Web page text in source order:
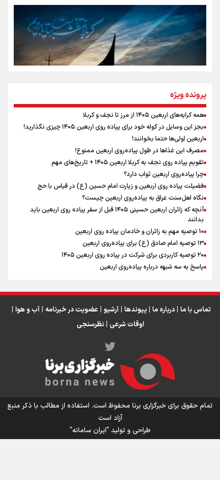
جمله‌ای که بغض چهارماهه را شکست؛ «آهای مردم، آقا از
تهران رفتند»
سه حسرتی که به دلم ماند
نگاه تمدنی رهبر شهید به فضای مجازی
رابطه کارگر و کارفرما در اندیشه رهبر شهید: از تضاد به
زوجیت
اینفو برنا / توصیه‌هایی طلایی برای پیاده روی اربعین
اینفو برنا / جدول کامل فاصله مرز شلمچه تا شهرهای زیارتی
عراق
اینفو برنا/ میزان مالیات بر ارزش افزوده چقدر است؟
پرونده ویژه
همه کرایه‌های اربعین ۱۴۰۵ از مرز تا نجف و کربلا
بجز این وسایل در کوله خود برای پیاده روی اربعین ۱۴۰۵ چیزی نگذارید!
اربعین اولی‌ها حتما بخوانند!
مصرف این غذاها در طول پیاده‌روی اربعین ممنوع!
تقویم پیاده روی نجف به کربلا اربعین ۱۴۰۵ + تاریخ‌های مهم
چرا پیاده‌روی اربعین ثواب دارد؟
فضیلت پیاده روی اربعین و زیارت امام حسین (ع) در قیاس با حج
نگاه اهل‌سنت عراق به پیاده‌روی اربعین چیست؟
آنچه که زائران اربعین حسینی ۱۴۰۵ قبل از سفر پیاده روی اربعین باید
بدانند
۱۰ توصیه مهم به زائران و خادمان پیاده روی اربعین
۱۳ توصیه امام صادق (ع) برای پیاده‌روی اربعین
۲۰ توصیه کاربردی برای شرکت در پیاده روی اربعین ۱۴۰۵
پاسخ به سه‌ شبهه درباره پیاده‌روی اربعین
تماس با ما | درباره ما | پیوندها | آرشیو | عضویت در خبرنامه | آب و هوا |
اوقات شرعی | نظرسنجی
تمام حقوق برای خبرگزاری برنا محفوظ است. استفاده از مطالب با ذکر منبع
آزاد است
طراحی و تولید"ایران سامانه"